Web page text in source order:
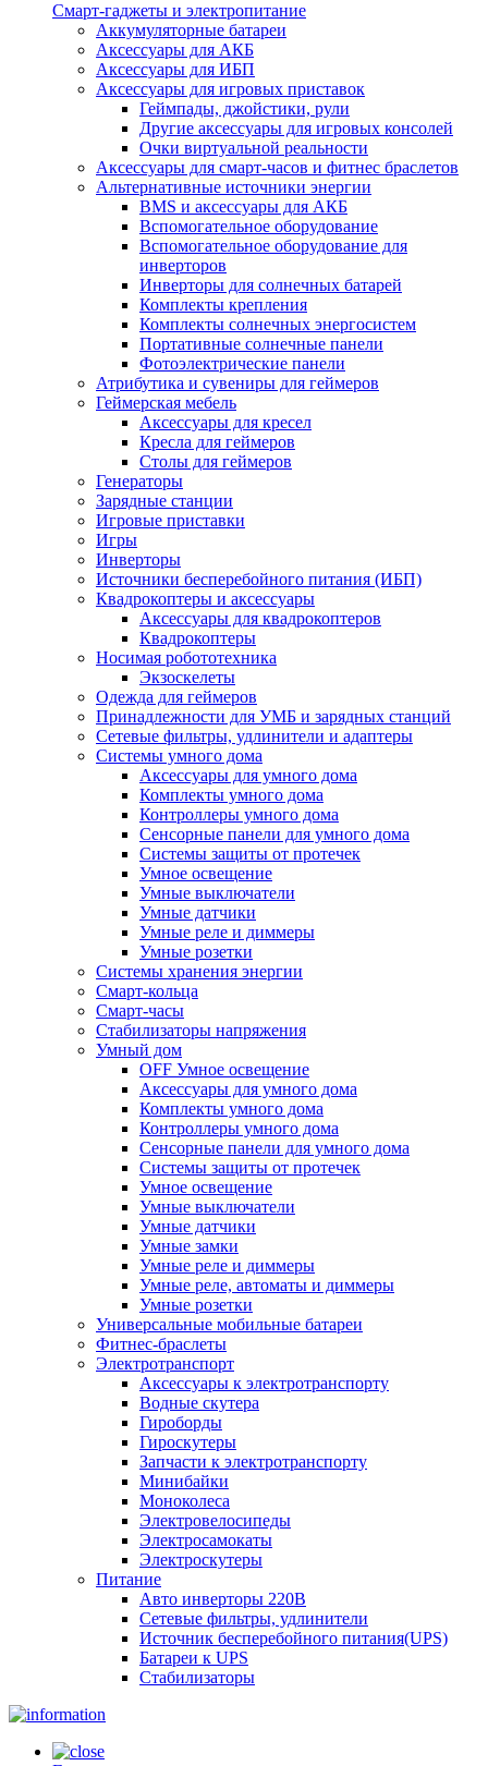
Смарт-гаджеты и электропитание
Аккумуляторные батареи
Аксессуары для АКБ
Аксессуары для ИБП
Аксессуары для игровых приставок
Геймпады, джойстики, рули
Другие аксессуары для игровых консолей
Очки виртуальной реальности
Аксессуары для смарт-часов и фитнес браслетов
Альтернативные источники энергии
BMS и аксессуары для АКБ
Вспомогательное оборудование
Вспомогательное оборудование для
инверторов
Инверторы для солнечных батарей
Комплекты крепления
Комплекты солнечных энергосистем
Портативные солнечные панели
Фотоэлектрические панели
Атрибутика и сувениры для геймеров
Геймерская мебель
Аксессуары для кресел
Кресла для геймеров
Столы для геймеров
Генераторы
Зарядные станции
Игровые приставки
Игры
Инверторы
Источники бесперебойного питания (ИБП)
Квадрокоптеры и аксессуары
Аксессуары для квадрокоптеров
Квадрокоптеры
Носимая робототехника
Экзоскелеты
Одежда для геймеров
Принадлежности для УМБ и зарядных станций
Сетевые фильтры, удлинители и адаптеры
Системы умного дома
Аксессуары для умного дома
Комплекты умного дома
Контроллеры умного дома
Сенсорные панели для умного дома
Системы защиты от протечек
Умное освещение
Умные выключатели
Умные датчики
Умные реле и диммеры
Умные розетки
Системы хранения энергии
Смарт-кольца
Смарт-часы
Стабилизаторы напряжения
Умный дом
OFF Умное освещение
Аксессуары для умного дома
Комплекты умного дома
Контроллеры умного дома
Сенсорные панели для умного дома
Системы защиты от протечек
Умное освещение
Умные выключатели
Умные датчики
Умные замки
Умные реле и диммеры
Умные реле, автоматы и диммеры
Умные розетки
Универсальные мобильные батареи
Фитнес-браслеты
Электротранспорт
Аксессуары к электротранспорту
Водные скутера
Гироборды
Гироскутеры
Запчасти к электротранспорту
Минибайки
Моноколеса
Электровелосипеды
Электросамокаты
Электроскутеры
Питание
Авто инверторы 220В
Сетевые фильтры, удлинители
Источник бесперебойного питания(UPS)
Батареи к UPS
Стабилизаторы